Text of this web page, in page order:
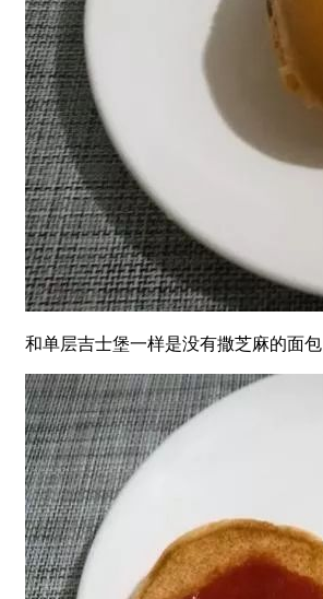
和单层吉士堡一样是没有撒芝麻的面包